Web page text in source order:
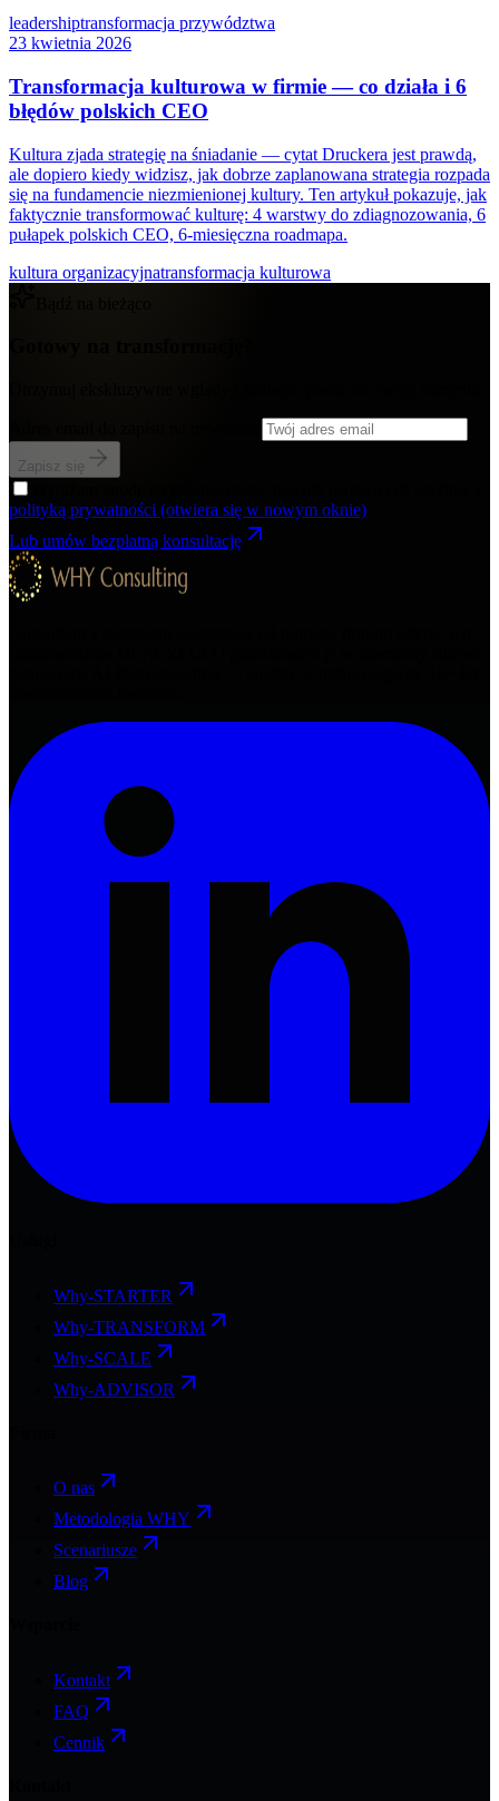
leadershiptransformacja przywództwa
23 kwietnia 2026
Transformacja kulturowa w firmie — co działa i 6
błędów polskich CEO
Kultura zjada strategię na śniadanie — cytat Druckera jest prawdą,
ale dopiero kiedy widzisz, jak dobrze zaplanowana strategia rozpada
się na fundamencie niezmienionej kultury. Ten artykuł pokazuje, jak
faktycznie transformować kulturę: 4 warstwy do zdiagnozowania, 6
pułapek polskich CEO, 6-miesięczna roadmapa.
kultura organizacyjnatransformacja kulturowa
Zapisz się
polityką prywatności (otwiera się w nowym oknie)
Lub umów bezpłatną konsultację
Why-STARTER
Why-TRANSFORM
Why-SCALE
Why-ADVISOR
O nas
Metodologia WHY
Scenariusze
Blog
Kontakt
FAQ
Cennik